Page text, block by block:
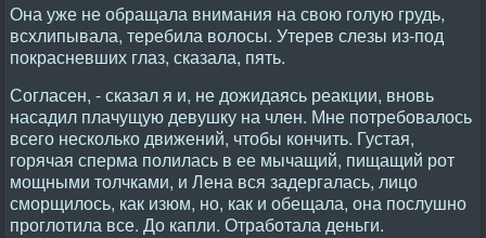
Она уже не обращала внимания на свою голую грудь,
всхлипывала, теребила волосы. Утерев слезы из-под
покрасневших глаз, сказала, пять.
Согласен, - сказал я и, не дожидаясь реакции, вновь
насадил плачущую девушку на член. Мне потребовалось
всего несколько движений, чтобы кончить. Густая,
горячая сперма полилась в ее мычащий, пищащий рот
мощными толчками, и Лена вся задергалась, лицо
сморщилось, как изюм, но, как и обещала, она послушно
проглотила все. До капли. Отработала деньги.